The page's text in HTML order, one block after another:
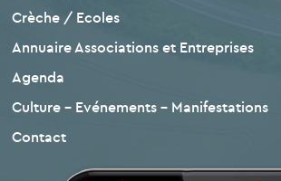
Crèche / Ecoles
Annuaire Associations et Entreprises
Agenda
Culture – Evénements – Manifestations
Contact